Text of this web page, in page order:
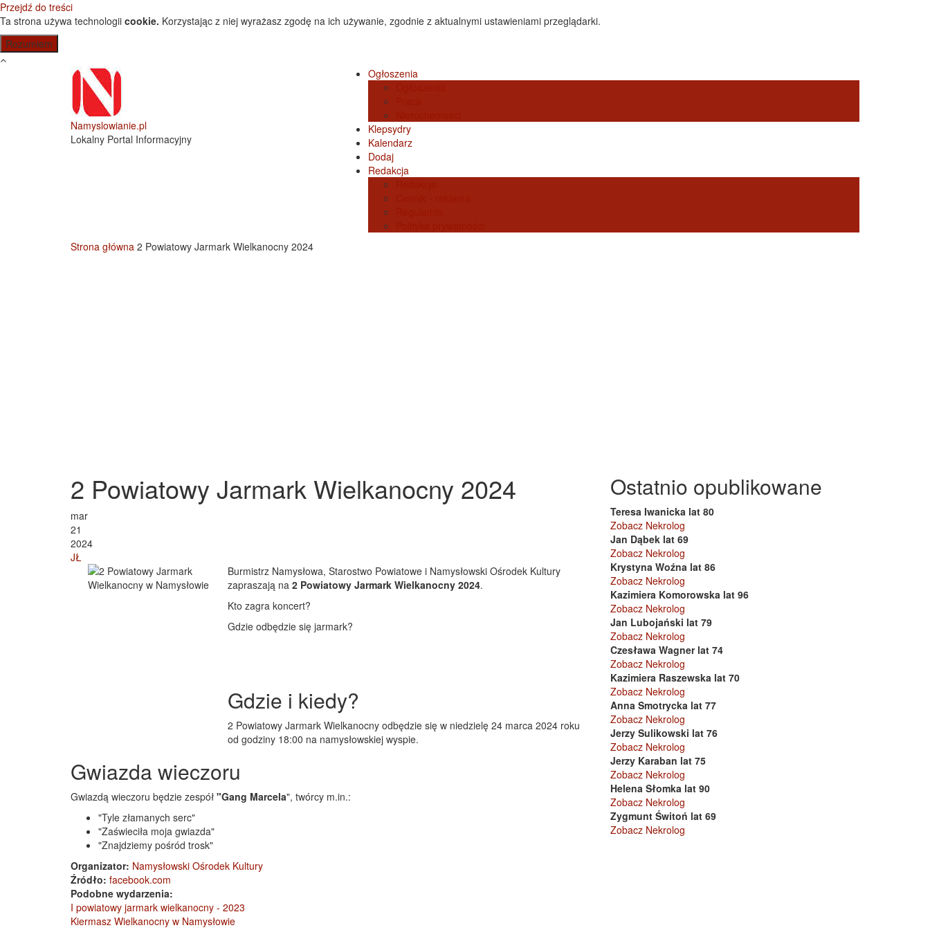
Przejdź do treści
Ta strona używa technologii cookie. Korzystając z niej wyrażasz zgodę na ich używanie, zgodnie z aktualnymi ustawieniami przeglądarki.
Namyslowianie.pl
Lokalny Portal Informacyjny
Ogłoszenia
Klepsydry
Kalendarz
Dodaj
Redakcja
Strona główna 2 Powiatowy Jarmark Wielkanocny 2024
2 Powiatowy Jarmark Wielkanocny 2024
mar
21
2024
JŁ
Burmistrz Namysłowa, Starostwo Powiatowe i Namysłowski Ośrodek Kultury
zapraszają na 2 Powiatowy Jarmark Wielkanocny 2024.
Kto zagra koncert?
Gdzie odbędzie się jarmark?
Gdzie i kiedy?
2 Powiatowy Jarmark Wielkanocny odbędzie się w niedzielę 24 marca 2024 roku
od godziny 18:00 na namysłowskiej wyspie.
Gwiazda wieczoru
Gwiazdą wieczoru będzie zespół "Gang Marcela", twórcy m.in.:
"Tyle złamanych serc"
"Zaświeciła moja gwiazda"
"Znajdziemy pośród trosk"
Organizator: Namysłowski Ośrodek Kultury
Źródło: facebook.com
Podobne wydarzenia:
I powiatowy jarmark wielkanocny - 2023
Kiermasz Wielkanocny w Namysłowie
Ostatnio opublikowane
Teresa Iwanicka lat 80
Zobacz Nekrolog
Jan Dąbek lat 69
Zobacz Nekrolog
Krystyna Woźna lat 86
Zobacz Nekrolog
Kazimiera Komorowska lat 96
Zobacz Nekrolog
Jan Lubojański lat 79
Zobacz Nekrolog
Czesława Wagner lat 74
Zobacz Nekrolog
Kazimiera Raszewska lat 70
Zobacz Nekrolog
Anna Smotrycka lat 77
Zobacz Nekrolog
Jerzy Sulikowski lat 76
Zobacz Nekrolog
Jerzy Karaban lat 75
Zobacz Nekrolog
Helena Słomka lat 90
Zobacz Nekrolog
Zygmunt Świtoń lat 69
Zobacz Nekrolog